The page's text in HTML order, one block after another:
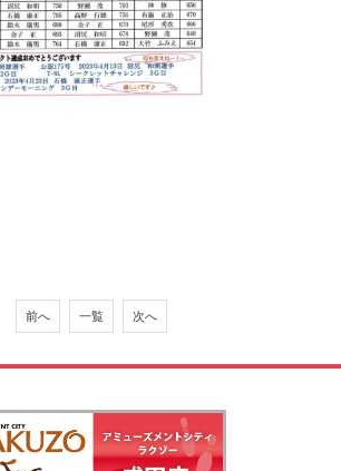
前へ 一覧 次へ